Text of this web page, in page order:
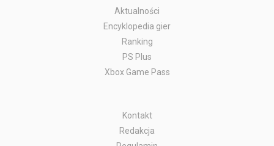
Aktualności
Encyklopedia gier
Ranking
PS Plus
Xbox Game Pass
Kontakt
Redakcja